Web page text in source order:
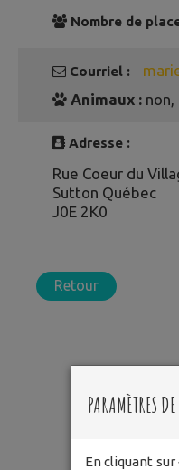
Nombre de
Courriel :
Animaux : non,
Adresse :
Rue Coeur du
Sutton Québec
J0E 2K0
Retour
PARAMÈTRES
En cliquant sur